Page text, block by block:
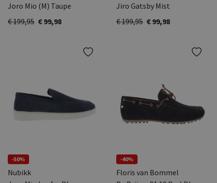
Joro Mio (M) Taupe
€ 199,95 € 99,98
Jiro Gatsby Mist
€ 199,95 € 99,98
-50%
Nubikk
-40%
Floris van Bommel